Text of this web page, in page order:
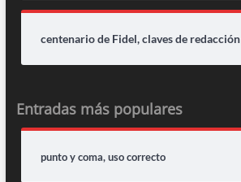
centenario de Fidel, claves de redacción
Entradas más populares
punto y coma, uso correcto